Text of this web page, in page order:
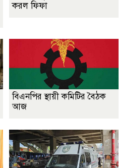
করল ফিফা
বিএনপির স্থায়ী কমিটির বৈঠক
আজ